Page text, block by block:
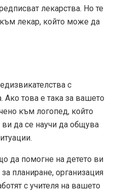
лекарства. Но те
към лекар, който може да
с
Ако това е така за вашето
към логопед, който
да се научи да общува
да помогне на детето ви
планиране, организация
с учителя на вашето